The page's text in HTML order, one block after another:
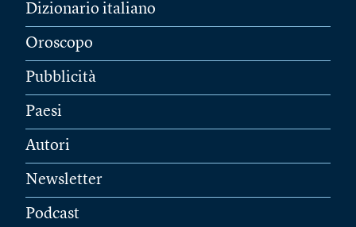
Dizionario italiano
Oroscopo
Pubblicità
Paesi
Autori
Newsletter
Podcast